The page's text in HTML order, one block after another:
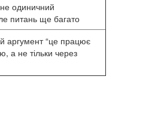
одиничний
питань ще багато
аргумент “це працює
а не тільки через